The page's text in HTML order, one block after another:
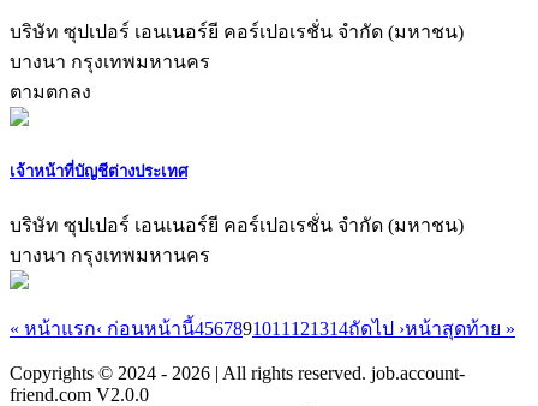
บริษัท ซุปเปอร์ เอนเนอร์ยี คอร์เปอเรชั่น จํากัด (มหาชน)
บางนา กรุงเทพมหานคร
ตามตกลง
เจ้าหน้าที่บัญชีต่างประเทศ
บริษัท ซุปเปอร์ เอนเนอร์ยี คอร์เปอเรชั่น จํากัด (มหาชน)
บางนา กรุงเทพมหานคร
« หน้าแรก‹ ก่อนหน้านี้4567891011 121314ถัดไป ›หน้าสุดท้าย »
Copyrights © 2024 - 2026 | All rights reserved. job.account-
friend.com V2.0.0